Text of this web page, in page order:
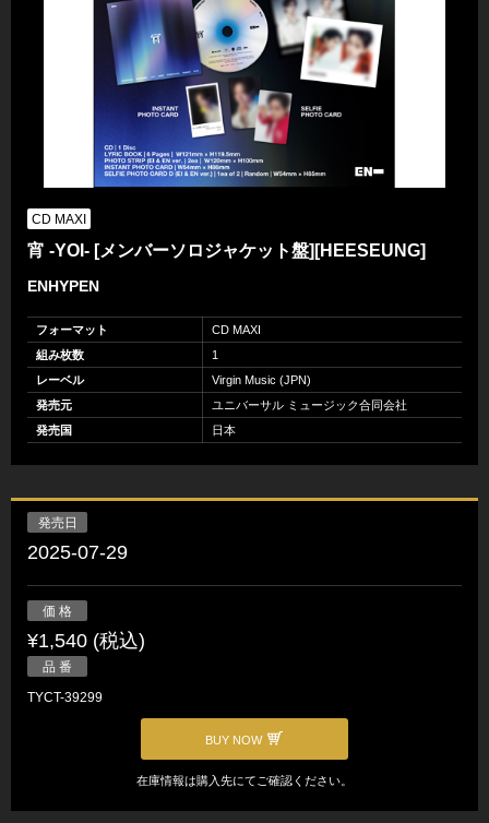
CD MAXI
宵 -YOI- [メンバーソロジャケット盤][HEESEUNG]
ENHYPEN
フォーマット
CD MAXI
組み枚数
1
レーベル
Virgin Music (JPN)
発売元
ユニバーサル ミュージック合同会社
発売国
日本
発売日
2025-07-29
価 格
¥1,540 (税込)
品 番
TYCT-39299
BUY NOW
在庫情報は購入先にてご確認ください。